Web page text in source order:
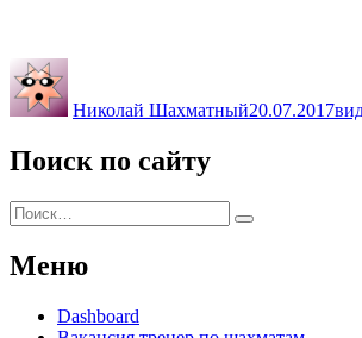
Николай Шахматный20.07.2017
Поиск по сайту
Искать:
Поиск
Меню
Dashboard